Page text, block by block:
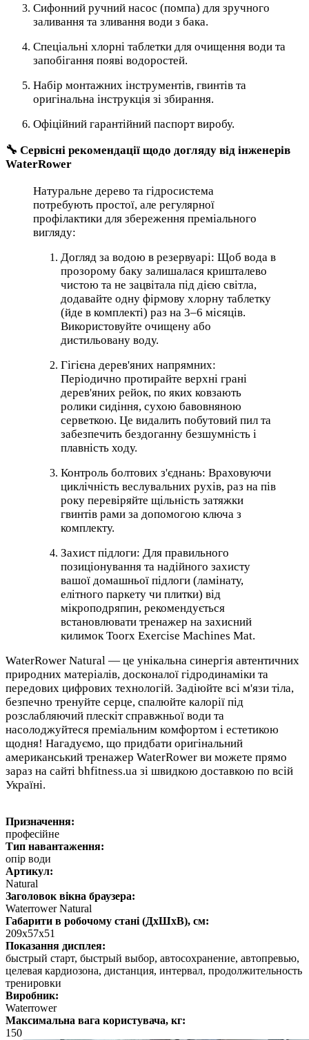
Сифонний ручний насос (помпа) для зручного
заливання та зливання води з бака.
Спеціальні хлорні таблетки для очищення води та
запобігання появі водоростей.
Набір монтажних інструментів, гвинтів та
оригінальна інструкція зі збирання.
Офіційний гарантійний паспорт виробу.
🔧 Сервісні рекомендації щодо догляду від інженерів
WaterRower
Натуральне дерево та гідросистема
потребують простої, але регулярної
профілактики для збереження преміального
вигляду:
Догляд за водою в резервуарі: Щоб вода в
прозорому баку залишалася кришталево
чистою та не зацвітала під дією світла,
додавайте одну фірмову хлорну таблетку
(йде в комплекті) раз на 3–6 місяців.
Використовуйте очищену або
дистильовану воду.
Гігієна дерев'яних напрямних:
Періодично протирайте верхні грані
дерев'яних рейок, по яких ковзають
ролики сидіння, сухою бавовняною
серветкою. Це видалить побутовий пил та
забезпечить бездоганну безшумність і
плавність ходу.
Контроль болтових з'єднань: Враховуючи
циклічність веслувальних рухів, раз на пів
року перевіряйте щільність затяжки
гвинтів рами за допомогою ключа з
комплекту.
Захист підлоги: Для правильного
позиціонування та надійного захисту
вашої домашньої підлоги (ламінату,
елітного паркету чи плитки) від
мікроподряпин, рекомендується
встановлювати тренажер на захисний
килимок Toorx Exercise Machines Mat.
WaterRower Natural — це унікальна синергія автентичних
природних матеріалів, досконалої гідродинаміки та
передових цифрових технологій. Задіюйте всі м'язи тіла,
безпечно тренуйте серце, спалюйте калорії під
розслабляючий плескіт справжньої води та
насолоджуйтеся преміальним комфортом і естетикою
щодня! Нагадуємо, що придбати оригінальний
американський тренажер WaterRower ви можете прямо
зараз на сайті bhfitness.ua зі швидкою доставкою по всій
Україні.
Призначення:
професійне
Тип навантаження:
опір води
Артикул:
Natural
Заголовок вікна браузера:
Waterrower Natural
Габарити в робочому стані (ДхШхВ), см:
209х57х51
Показання дисплея:
быстрый старт, быстрый выбор, автосохранение, автопревью,
целевая кардиозона, дистанция, интервал, продолжительность
тренировки
Виробник:
Waterrower
Максимальна вага користувача, кг:
150